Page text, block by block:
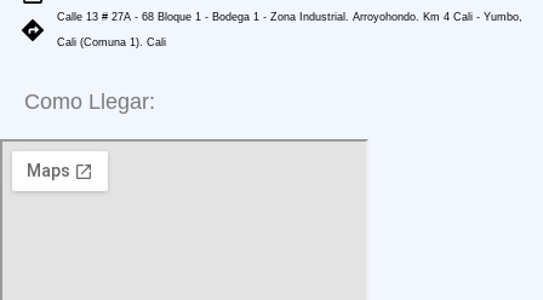
Calle 13 # 27A - 68 Bloque 1 - Bodega 1 - Zona Industrial. Arroyohondo. Km 4 Cali - Yumbo,
Cali (Comuna 1). Cali
Como Llegar: